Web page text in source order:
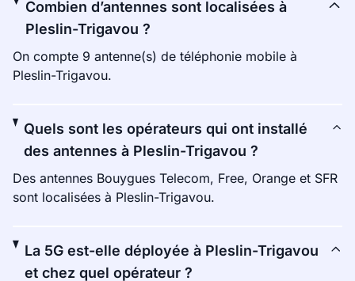
Combien d’antennes sont localisées à
Pleslin-Trigavou ?
On compte 9 antenne(s) de téléphonie mobile à
Pleslin-Trigavou.
Quels sont les opérateurs qui ont installé
des antennes à Pleslin-Trigavou ?
Des antennes Bouygues Telecom, Free, Orange et SFR
sont localisées à Pleslin-Trigavou.
La 5G est-elle déployée à Pleslin-Trigavou
et chez quel opérateur ?